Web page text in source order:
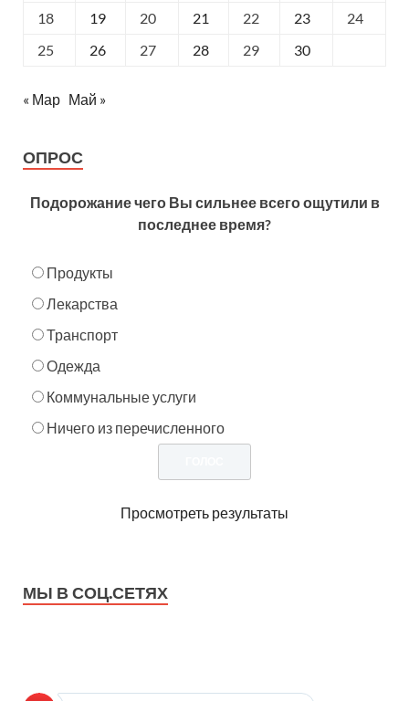
18 19 20 21 22 23
24
25
26 27 28 29 30
« Мар Май »
ОПРОС
Подорожание чего Вы сильнее всего ощутили в
последнее время?
Продукты
Лекарства
Транспорт
Одежда
Коммунальные услуги
Ничего из перечисленного
Просмотреть результаты
МЫ В СОЦ.СЕТЯХ